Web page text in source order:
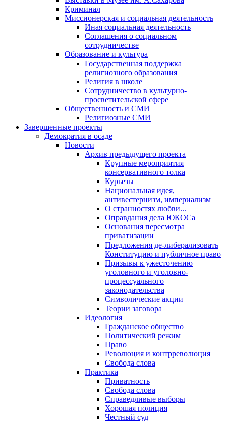
Криминал
Миссионерская и социальная деятельность
Иная социальная деятельность
Соглашения о социальном
сотрудничестве
Образование и культура
Государственная поддержка
религиозного образования
Религия в школе
Сотрудничество в культурно-
просветительской сфере
Общественность и СМИ
Религиозные СМИ
Завершенные проекты
Демократия в осаде
Новости
Архив предыдущего проекта
Крупные мероприятия
консервативного толка
Курьезы
Национальная идея,
антивестернизм, империализм
О странностях любви...
Оправдания дела ЮКОСа
Основания пересмотра
приватизации
Предложения де-либерализовать
Конституцию и публичное право
Призывы к ужесточению
уголовного и уголовно-
процессуального
законодательства
Символические акции
Теории заговора
Идеология
Гражданское общество
Политический режим
Право
Революция и контрреволюция
Свобода слова
Практика
Приватность
Свобода слова
Справедливые выборы
Хорошая полиция
Честный суд